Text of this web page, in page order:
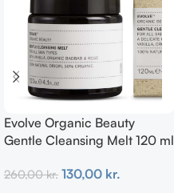
Evolve Organic Beauty
Gentle Cleansing Melt 120 ml
260,00kr. 130,00 kr.